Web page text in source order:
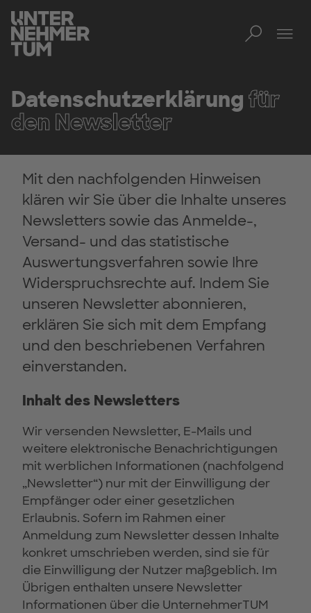
Datenschutzerklärung für
den Newsletter
Mit den nachfolgenden Hinweisen
klären wir Sie über die Inhalte unseres
Newsletters sowie das Anmelde-,
Versand- und das statistische
Auswertungsverfahren sowie Ihre
Widerspruchsrechte auf. Indem Sie
unseren Newsletter abonnieren,
erklären Sie sich mit dem Empfang
und den beschriebenen Verfahren
einverstanden.
Inhalt des Newsletters
Wir versenden Newsletter, E-Mails und
weitere elektronische Benachrichtigungen
mit werblichen Informationen (nachfolgend
„Newsletter“) nur mit der Einwilligung der
Empfänger oder einer gesetzlichen
Erlaubnis. Sofern im Rahmen einer
Anmeldung zum Newsletter dessen Inhalte
konkret umschrieben werden, sind sie für
die Einwilligung der Nutzer maßgeblich. Im
Übrigen enthalten unsere Newsletter
Informationen über die UnternehmerTUM